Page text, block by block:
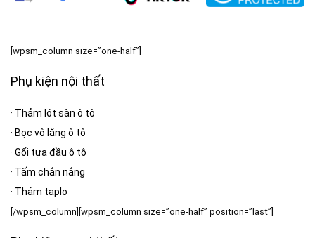
[wpsm_column size=”one-half”]
Phụ kiện nội thất
· Thảm lót sàn ô tô
· Bọc vô lăng ô tô
· Gối tựa đầu ô tô
· Tấm chắn nắng
· Thảm taplo
[/wpsm_column][wpsm_column size=”one-half” position=”last”]